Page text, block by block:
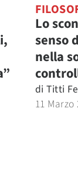
Lo
senso
nella
di Titti
11 Marzo